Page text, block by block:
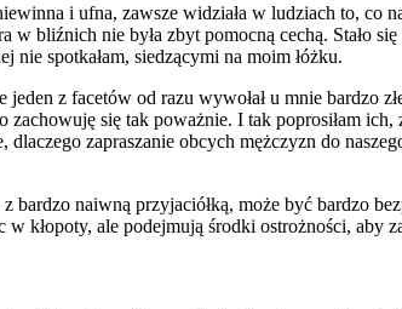
i ufna, zawsze widziała w ludziach to,
w bliźnich nie była zbyt pomocną cechą. Stało
nie spotkałam, siedzącymi na moim łóżku.
jeden z facetów od razu wywołał u mnie bardzo
zachowuję się tak poważnie. I tak poprosiłam
dlaczego zapraszanie obcych mężczyzn do
bardzo naiwną przyjaciółką, może być bardzo
kłopoty, ale podejmują środki ostrożności, aby